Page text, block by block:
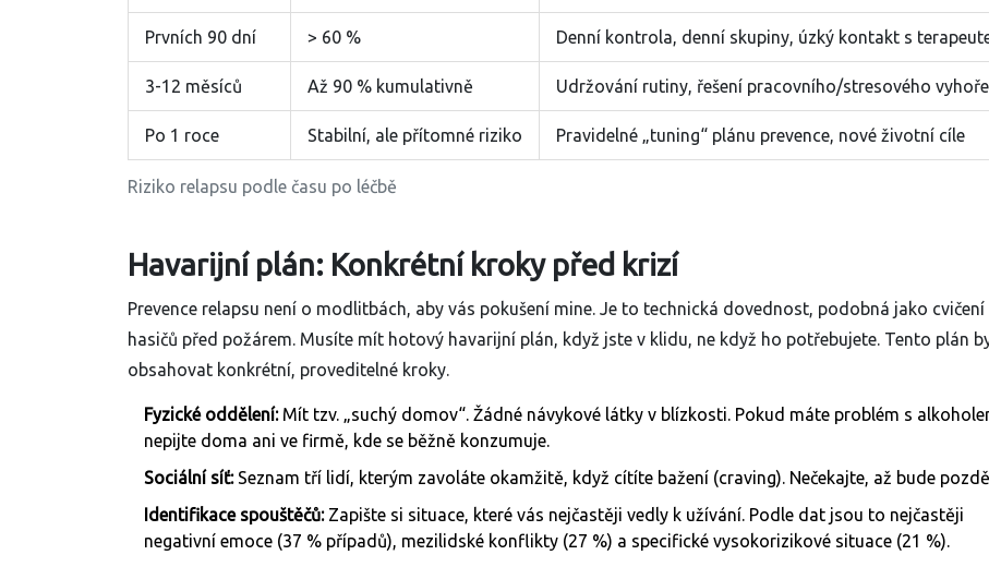
Riziko relapsu podle času po léčbě
Prvních 90 dní > 60 % Denní kontrola, denní skupiny, úzký kontakt s
3-12 měsíců Až 90 % kumulativně Udržování rutiny, řešení pracovního/stresového
Po 1 roce Stabilní, ale přítomné riziko Pravidelné „tuning“ plánu prevence, nové životní cíle
Havarijní plán: Konkrétní kroky před krizí
Prevence relapsu není o modlitbách, aby vás pokušení mine. Je to technická dovednost, podobná jako cvičení
hasičů před požárem. Musíte mít hotový havarijní plán, když jste v klidu, ne když ho potřebujete. Tento plán
obsahovat konkrétní, proveditelné kroky.
Fyzické oddělení:Mít tzv. „suchý domov“. Žádné návykové látky v blízkosti. Pokud máte problém s
nepijte doma ani ve firmě, kde se běžně konzumuje.
Sociální síť:Seznam tří lidí, kterým zavoláte okamžitě, když cítíte bažení (craving). Nečekajte, až bude
Identifikace spouštěčů:Zapište si situace, které vás nejčastěji vedly k užívání. Podle dat jsou to nejčastěji
negativní emoce (37 % případů), mezilidské konflikty (27 %) a specifické vysokorizikové situace (21 %).